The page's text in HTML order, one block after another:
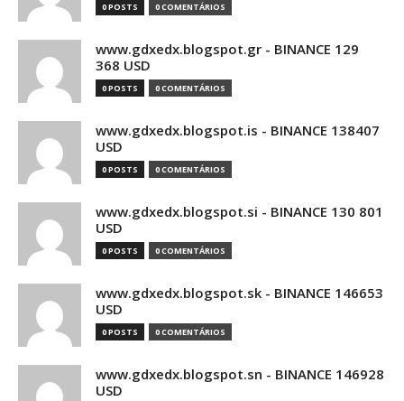
0 POSTS 0 COMENTÁRIOS
www.gdxedx.blogspot.gr - BINANCE 129
368 USD
0 POSTS 0 COMENTÁRIOS
www.gdxedx.blogspot.is - BINANCE 138407
USD
0 POSTS 0 COMENTÁRIOS
www.gdxedx.blogspot.si - BINANCE 130 801
USD
0 POSTS 0 COMENTÁRIOS
www.gdxedx.blogspot.sk - BINANCE 146653
USD
0 POSTS 0 COMENTÁRIOS
www.gdxedx.blogspot.sn - BINANCE 146928
USD